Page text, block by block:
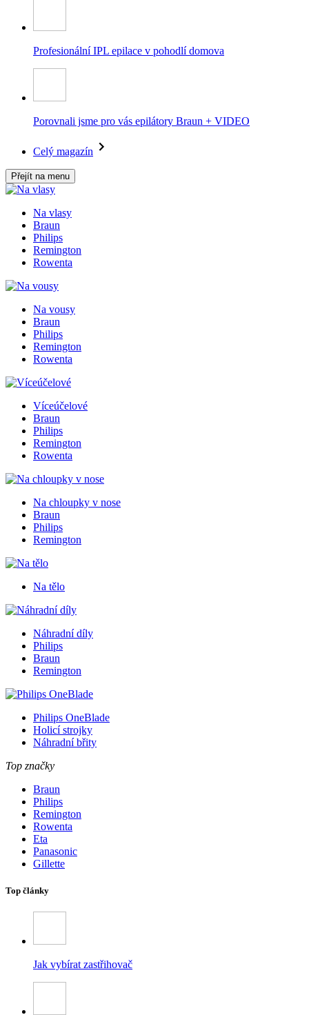
Profesionální IPL epilace v pohodlí domova
Porovnali jsme pro vás epilátory Braun + VIDEO
Celý magazín
Přejít na menu
Na vlasy
Braun
Philips
Remington
Rowenta
Na vousy
Braun
Philips
Remington
Rowenta
Víceúčelové
Braun
Philips
Remington
Rowenta
Na chloupky v nose
Braun
Philips
Remington
Na tělo
Náhradní díly
Philips
Braun
Remington
Philips OneBlade
Holicí strojky
Náhradní břity
Top značky
Braun
Philips
Remington
Rowenta
Eta
Panasonic
Gillette
Top články
Jak vybírat zastřihovač